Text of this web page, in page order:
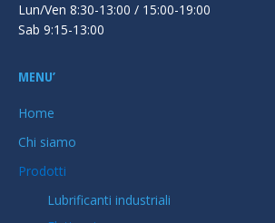
Lun/Ven 8:30-13:00 / 15:00-19:00
Sab 9:15-13:00
MENU’
Home
Chi siamo
Prodotti
Lubrificanti industriali